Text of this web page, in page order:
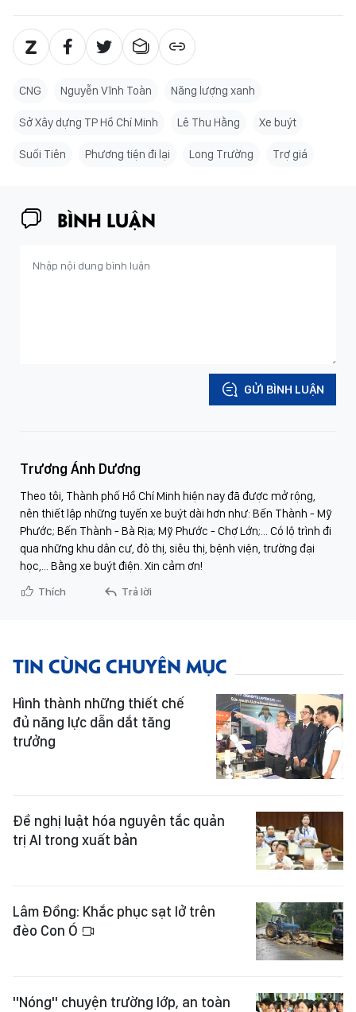
CNG Nguyễn Vĩnh Toàn Năng lượng xanh
Sở Xây dựng TP Hồ Chí Minh Lê Thu Hằng Xe buýt
Suối Tiên Phương tiện đi lại Long Trường Trợ giá
BÌNH LUẬN
GỬI BÌNH LUẬN
Trương Ánh Dương
Theo tôi, Thành phố Hồ Chí Minh hiện nay đã được mở rộng,
nên thiết lập những tuyến xe buýt dài hơn như: Bến Thành - Mỹ
Phước; Bến Thành - Bà Rịa; Mỹ Phước - Chợ Lớn;... Có lộ trình đi
qua những khu dân cư, đô thị, siêu thị, bệnh viện, trường đại
học,... Bằng xe buýt điện. Xin cảm ơn!
Thích Trả lời
TIN CÙNG CHUYÊN MỤC
Hình thành những thiết chế
đủ năng lực dẫn dắt tăng
trưởng
Đề nghị luật hóa nguyên tắc quản
trị AI trong xuất bản
Lâm Đồng: Khắc phục sạt lở trên
đèo Con Ó
"Nóng" chuyện trường lớp, an toàn